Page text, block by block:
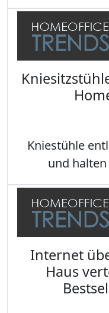
Kniestühle
und
Internet
Haus